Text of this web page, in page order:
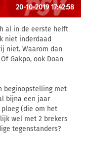
20-10-2019 17:42:58
al in de eerste helft
niet inderdaad
niet. Waarom dan
Gakpo, ook Doan
beginopstelling met
bijna een jaar
(die om het
wel met 2 brekers
tegenstanders?